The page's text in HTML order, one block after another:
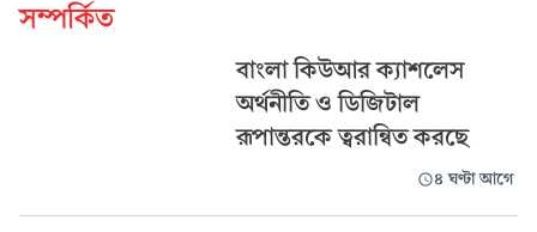
সম্পর্কিত
বাংলা কিউআর ক্যাশলেস
অর্থনীতি ও ডিজিটাল
রূপান্তরকে ত্বরান্বিত করছে
৪ ঘণ্টা আগে